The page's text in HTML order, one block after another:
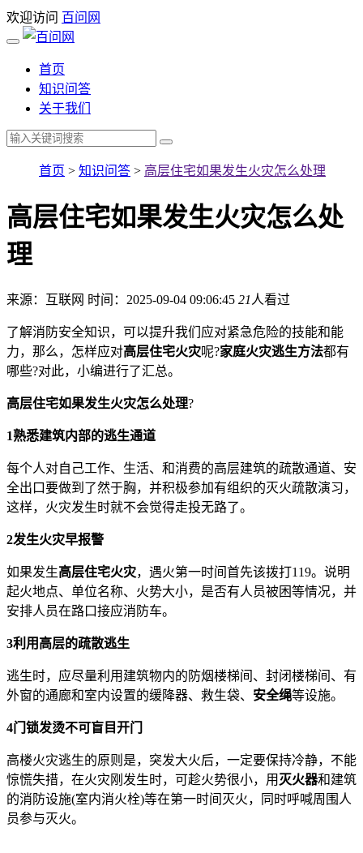
欢迎访问 百问网
首页
知识问答
关于我们
首页 > 知识问答 > 高层住宅如果发生火灾怎么处理
高层住宅如果发生火灾怎么处
理
来源：互联网 时间：2025-09-04 09:06:45 21 人看过
了解消防安全知识，可以提升我们应对紧急危险的技能和能
力，那么，怎样应对高层住宅火灾呢?家庭火灾逃生方法都有
哪些?对此，小编进行了汇总。
高层住宅如果发生火灾怎么处理?
1熟悉建筑内部的逃生通道
每个人对自己工作、生活、和消费的高层建筑的疏散通道、安
全出口要做到了然于胸，并积极参加有组织的灭火疏散演习，
这样，火灾发生时就不会觉得走投无路了。
2发生火灾早报警
如果发生高层住宅火灾，遇火第一时间首先该拨打119。说明
起火地点、单位名称、火势大小，是否有人员被困等情况，并
安排人员在路口接应消防车。
3利用高层的疏散逃生
逃生时，应尽量利用建筑物内的防烟楼梯间、封闭楼梯间、有
外窗的通廊和室内设置的缓降器、救生袋、 安全绳等设施。
4门锁发烫不可盲目开门
高楼火灾逃生的原则是，突发大火后，一定要保持冷静，不能
惊慌失措，在火灾刚发生时，可趁火势很小，用 灭火器和建筑
的消防设施(室内消火栓)等在第一时间灭火，同时呼喊周围人
员参与灭火。